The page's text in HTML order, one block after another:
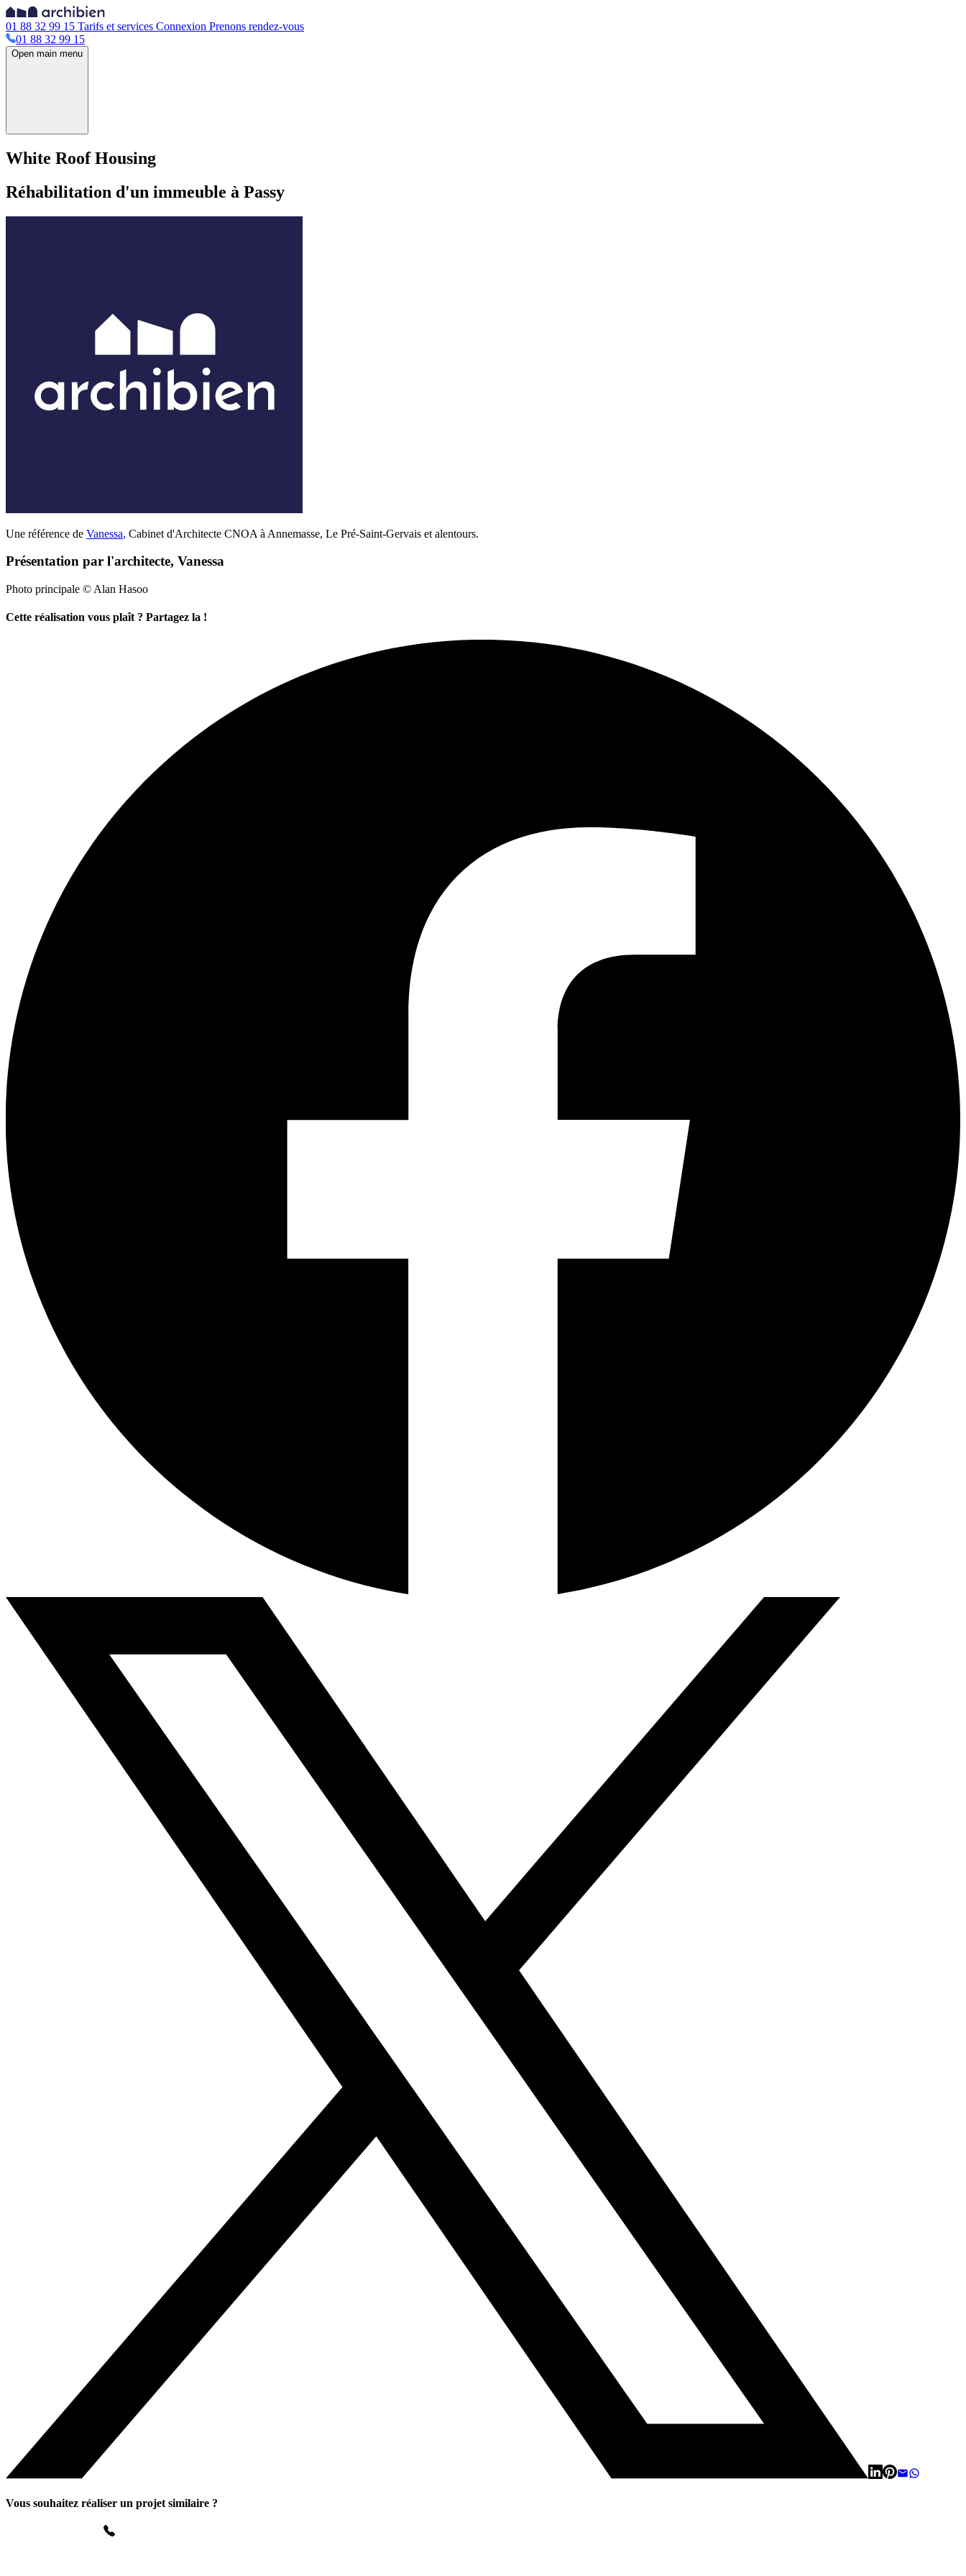
01 88 32 99 15 Tarifs et services Connexion Prenons rendez-vous
01 88 32 99 15
Open main menu
White Roof Housing
Réhabilitation d'un immeuble à Passy
Une référence de Vanessa, Cabinet d'Architecte CNOA à Annemasse, Le Pré-Saint-Gervais et alentours.
Présentation par l'architecte, Vanessa
Photo principale © Alan Hasoo
Cette réalisation vous plaît ? Partagez la !
Vous souhaitez réaliser un projet similaire ?